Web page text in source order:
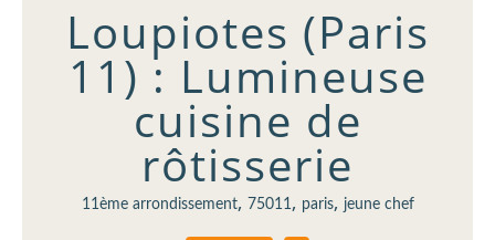
Loupiotes (Paris
11) : Lumineuse
cuisine de
rôtisserie
11ème arrondissement, 75011, paris, jeune chef